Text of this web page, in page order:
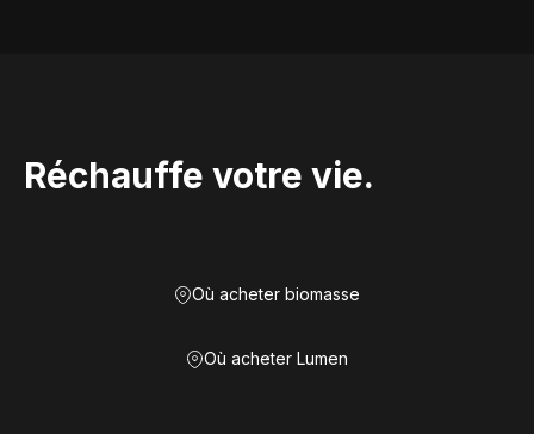
Réchauffe votre vie.
Où acheter biomasse
Où acheter Lumen